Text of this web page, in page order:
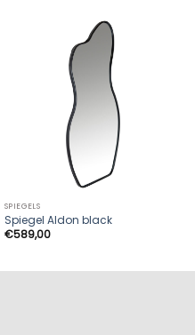
SPIEGELS
Spiegel Aldon black
€589,00